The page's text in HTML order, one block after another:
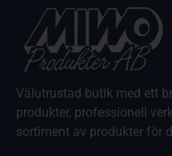
Välutrustad butik med ett
produkter, professionell
sortiment av produkter för